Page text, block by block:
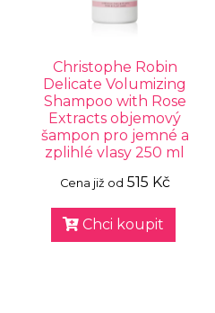
Christophe Robin
Delicate Volumizing
Shampoo with Rose
Extracts objemový
šampon pro jemné a
zplihlé vlasy 250 ml
Cena již od 515 Kč
Chci koupit